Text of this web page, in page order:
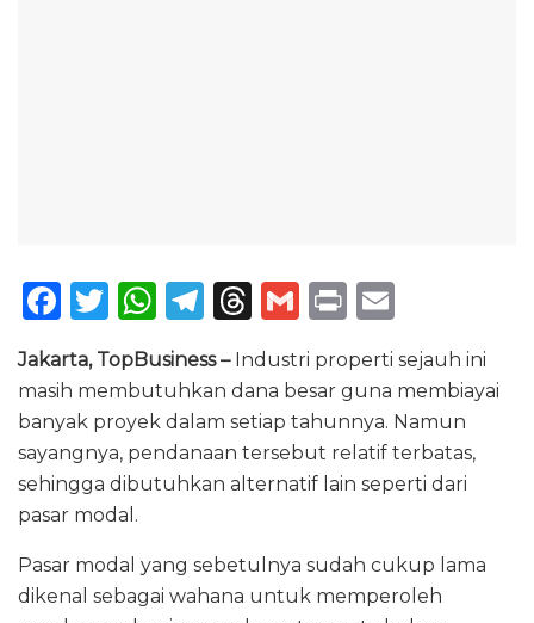
F
c
e
b
o
o
k
T
w
it
te
r
W
h
a
ts
A
p
T
e
g
ra
m
T
h
re
a
d
s
G
m
ai
l
P
n
t
m
ai
l
Jakarta, TopBusiness –Industri properti sejauh ini
masih membutuhkan dana besar guna membiayai
banyak proyek dalam setiap tahunnya. Namun
sayangnya, pendanaan tersebut relatif terbatas,
sehingga dibutuhkan alternatif lain seperti dari
pasar modal.
Pasar modal yang sebetulnya sudah cukup lama
dikenal sebagai wahana untuk memperoleh